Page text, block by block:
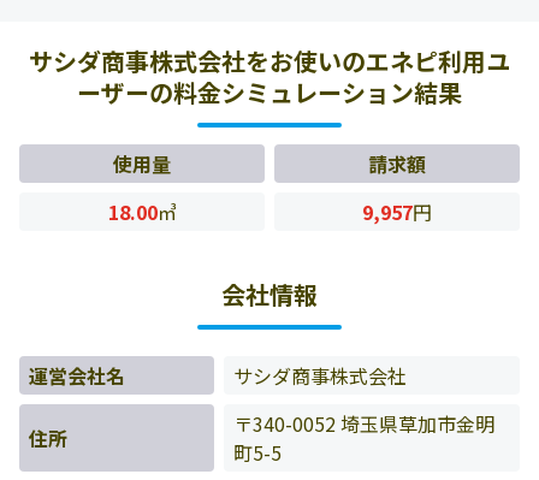
サシダ商事株式会社をお使いのエネピ利用ユ
ーザーの料金シミュレーション結果
使用量
請求額
18.00㎥ 9,957円
会社情報
運営会社名 サシダ商事株式会社
住所
〒340-0052 埼玉県草加市金明
町5-5